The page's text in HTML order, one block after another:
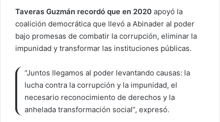
Taveras Guzmán recordó que en 2020 apoyó la
coalición democrática que llevó a Abinader al poder
bajo promesas de combatir la corrupción, eliminar la
impunidad y transformar las instituciones públicas.
“Juntos llegamos al poder levantando causas: la
lucha contra la corrupción y la impunidad, el
necesario reconocimiento de derechos y la
anhelada transformación social”, expresó.